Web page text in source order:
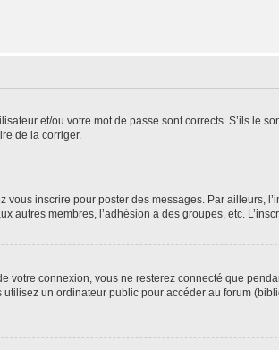
et/ou votre mot de passe sont corrects. S’ils le
de la corriger.
inscrire pour poster des messages. Par
autres membres, l’adhésion à des groupes, etc.
votre connexion, vous ne resterez connecté que
un ordinateur public pour accéder au forum